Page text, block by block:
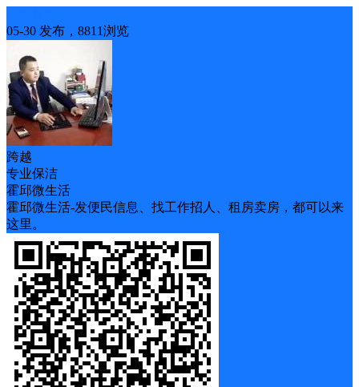
05-30 发布，8811浏览
跨越
专业保洁
霍邱微生活
霍邱微生活-发便民信息、找工作招人、租房卖房，都可以来
这里。